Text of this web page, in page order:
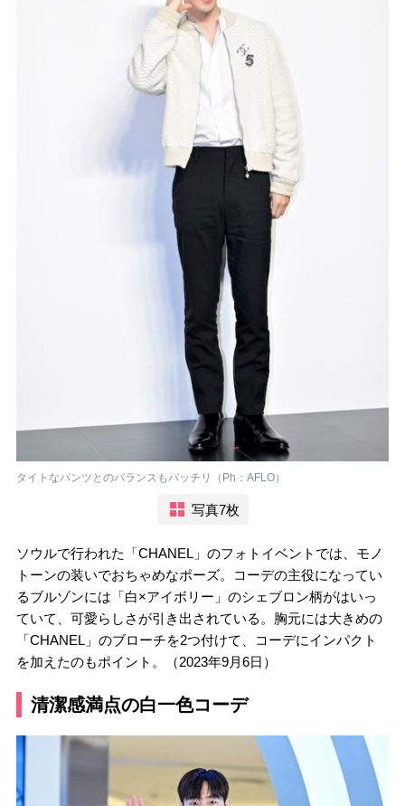
タイトなパンツとのバランスもバッチリ（Ph：AFLO）
写真7枚
ソウルで行われた「CHANEL」のフォトイベントでは、モノ
トーンの装いでおちゃめなポーズ。コーデの主役になってい
るブルゾンには「白×アイボリー」のシェブロン柄がはいっ
ていて、可愛らしさが引き出されている。胸元には大きめの
「CHANEL」のブローチを2つ付けて、コーデにインパクト
を加えたのもポイント。（2023年9月6日）
清潔感満点の白一色コーデ